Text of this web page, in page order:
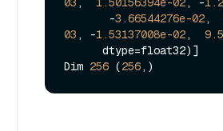
       -
3.66544276e-02,
03 , -1.53137008e-02,
Dim 256 (256